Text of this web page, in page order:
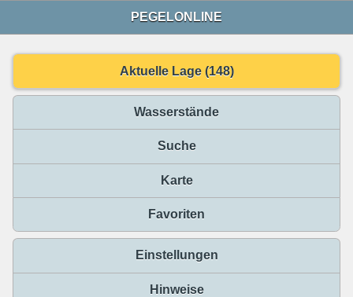
PEGELONLINE
Aktuelle Lage (148)
Wasserstände
Suche
Karte
Favoriten
Einstellungen
Hinweise